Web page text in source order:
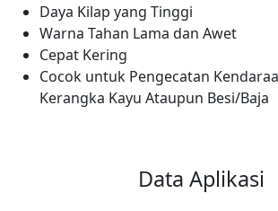
Daya Kilap yang Tinggi
Warna Tahan Lama dan Awet
Cepat Kering
Cocok untuk Pengecatan
Kerangka Kayu Ataupun Besi/Baja
Data Aplikasi